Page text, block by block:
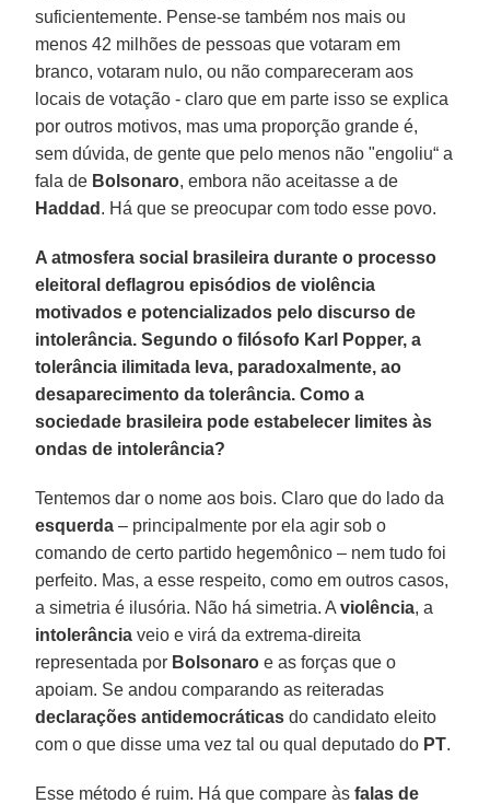
suficientemente. Pense-se também nos mais ou
menos 42 milhões de pessoas que votaram em
branco, votaram nulo, ou não compareceram aos
locais de votação - claro que em parte isso se explica
por outros motivos, mas uma proporção grande é,
sem dúvida, de gente que pelo menos não "engoliu“ a
fala de Bolsonaro, embora não aceitasse a de
Haddad . Há que se preocupar com todo esse povo.
A atmosfera social brasileira durante o processo
eleitoral deflagrou episódios de violência
motivados e potencializados pelo discurso de
intolerância. Segundo o filósofo Karl Popper, a
tolerância ilimitada leva, paradoxalmente, ao
desaparecimento da tolerância. Como a
sociedade brasileira pode estabelecer limites às
ondas de intolerância?
Tentemos dar o nome aos bois. Claro que do lado da
esquerda – principalmente por ela agir sob o
comando de certo partido hegemônico – nem tudo foi
perfeito. Mas, a esse respeito, como em outros casos,
a simetria é ilusória. Não há simetria. Aviolência, a
intolerância veio e virá da extrema-direita
representada por Bolsonaro e as forças que o
apoiam. Se andou comparando as reiteradas
declarações antidemocráticas do candidato eleito
com o que disse uma vez tal ou qual deputado do PT.
Esse método é ruim. Há que compare àsfalas de